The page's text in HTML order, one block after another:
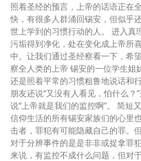
照着圣经的预言，上帝的话语正在
快，有很多人群涌回锡安，但似乎
世上学到的习惯行动的人。 进入真
污垢得到净化，处在变化成上帝所
中。让我们通过圣经察看一下，希
察全人类的上帝 锡安的一位学生姐
还是照着平常的习惯粗鲁地说话和
朋友还说“又没有人看见，怕什么
说“上帝就是我们的监控啊”。 简短
信仰生活的所有锡安家族们的心里
击者，罪犯有可能隐藏自己的罪。
对于分辨事件的是是非非或捉拿罪
来说，有监控不成什么问题，但对